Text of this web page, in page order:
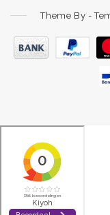
Theme By -